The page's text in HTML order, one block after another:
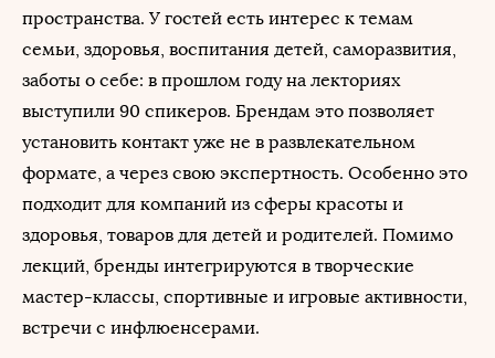
пространства. У гостей есть интерес к темам
семьи, здоровья, воспитания детей, саморазвития,
заботы о себе: в прошлом году на лекториях
выступили 90 спикеров. Брендам это позволяет
установить контакт уже не в развлекательном
формате, а через свою экспертность. Особенно это
подходит для компаний из сферы красоты и
здоровья, товаров для детей и родителей. Помимо
лекций, бренды интегрируются в творческие
мастер-классы, спортивные и игровые активности,
встречи с инфлюенсерами.